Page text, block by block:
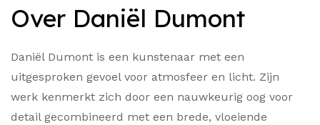
Over Daniël Dumont
Daniël Dumont is een kunstenaar met een
uitgesproken gevoel voor atmosfeer en licht. Zijn
werk kenmerkt zich door een nauwkeurig oog voor
detail gecombineerd met een brede, vloeiende